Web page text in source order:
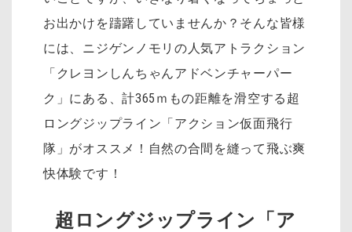
お出かけを躊躇していませんか？そんな皆様
には、ニジゲンノモリの人気アトラクション
「クレヨンしんちゃんアドベンチャーパー
ク」にある、計365ｍもの距離を滑空する超
ロングジップライン「アクション仮面飛行
隊」がオススメ！自然の合間を縫って飛ぶ爽
快体験です！
超ロングジップライン「ア